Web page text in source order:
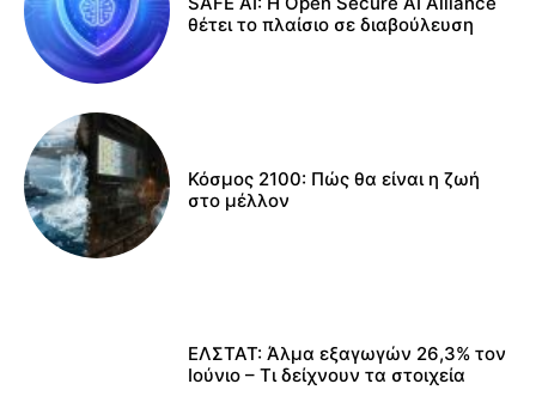
θέτει το πλαίσιο σε διαβούλευση
Κόσμος 2100: Πώς θα είναι η ζωή
στο μέλλον
ΕΛΣΤΑΤ: Άλμα εξαγωγών 26,3% τον
Ιούνιο – Τι δείχνουν τα στοιχεία